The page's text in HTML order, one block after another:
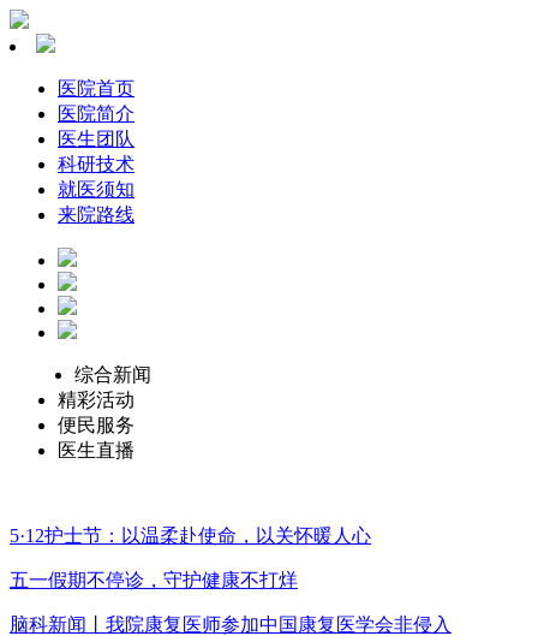
医院首页
医院简介
医生团队
科研技术
就医须知
来院路线
综合新闻
精彩活动
便民服务
医生直播
5·12护士节：以温柔赴使命，以关怀暖人心
五一假期不停诊，守护健康不打烊
脑科新闻丨我院康复医师参加中国康复医学会非侵入